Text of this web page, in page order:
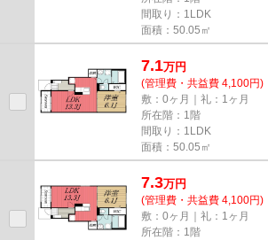
間取り：1LDK
面積：50.05㎡
7.1万円
(管理費・共益費 4,100円)
敷：0ヶ月｜礼：1ヶ月
所在階：1階
間取り：1LDK
面積：50.05㎡
7.3万円
(管理費・共益費 4,100円)
敷：0ヶ月｜礼：1ヶ月
所在階：1階